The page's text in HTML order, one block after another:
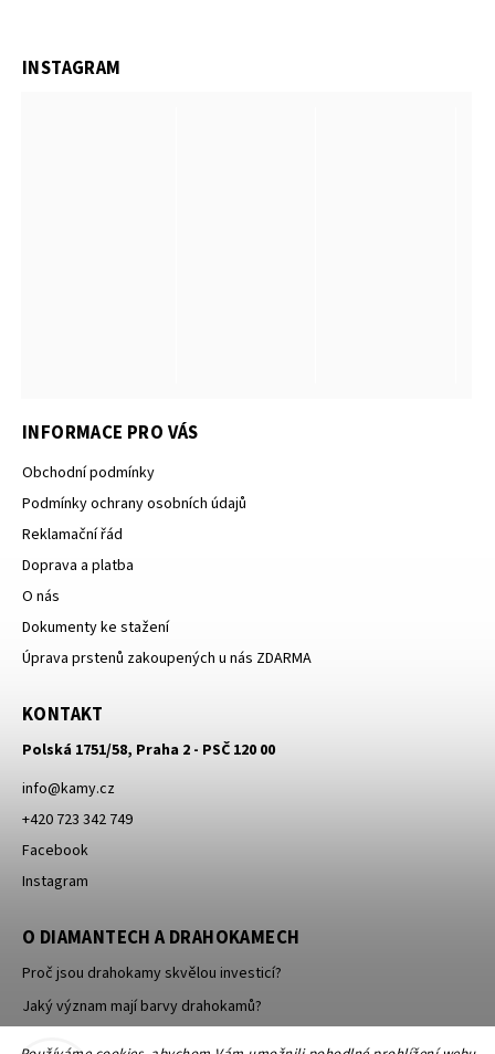
INFORMACE PRO VÁS
Obchodní podmínky
Podmínky ochrany osobních údajů
Reklamační řád
Doprava a platba
O nás
Dokumenty ke stažení
Úprava prstenů zakoupených u nás ZDARMA
KONTAKT
Polská 1751/58, Praha 2 - PSČ 120 00
info@kamy.cz
+420 723 342 749
Facebook
Instagram
O DIAMANTECH A DRAHOKAMECH
Proč jsou drahokamy skvělou investicí?
Jaký význam mají barvy drahokamů?
INSTAGRAM